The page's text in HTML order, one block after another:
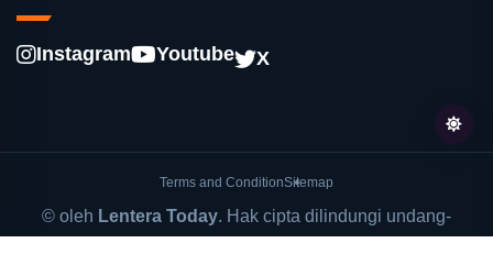
Instagram Youtube X
Terms and ConditionSitemap
© oleh Lentera Today. Hak cipta dilindungi undang-